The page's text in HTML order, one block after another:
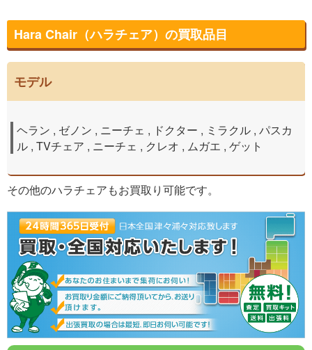
Hara Chair（ハラチェア）の買取品目
モデル
ヘラン , ゼノン , ニーチェ , ドクター , ミラクル , パスカ
ル , TVチェア , ニーチェ , クレオ , ムガエ , ゲット
その他のハラチェアもお買取り可能です。